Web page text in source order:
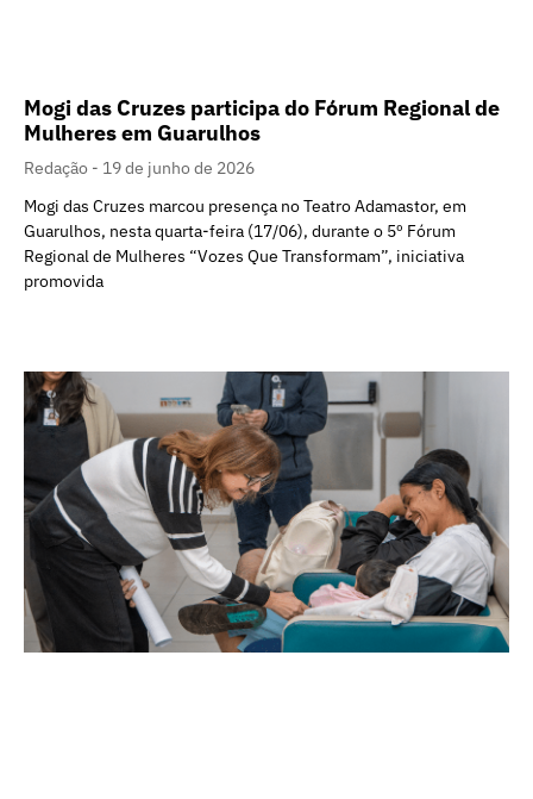
Mogi das Cruzes participa do Fórum Regional de
Mulheres em Guarulhos
Redação
19 de junho de 2026
Mogi das Cruzes marcou presença no Teatro Adamastor, em
Guarulhos, nesta quarta-feira (17/06), durante o 5º Fórum
Regional de Mulheres “Vozes Que Transformam”, iniciativa
promovida